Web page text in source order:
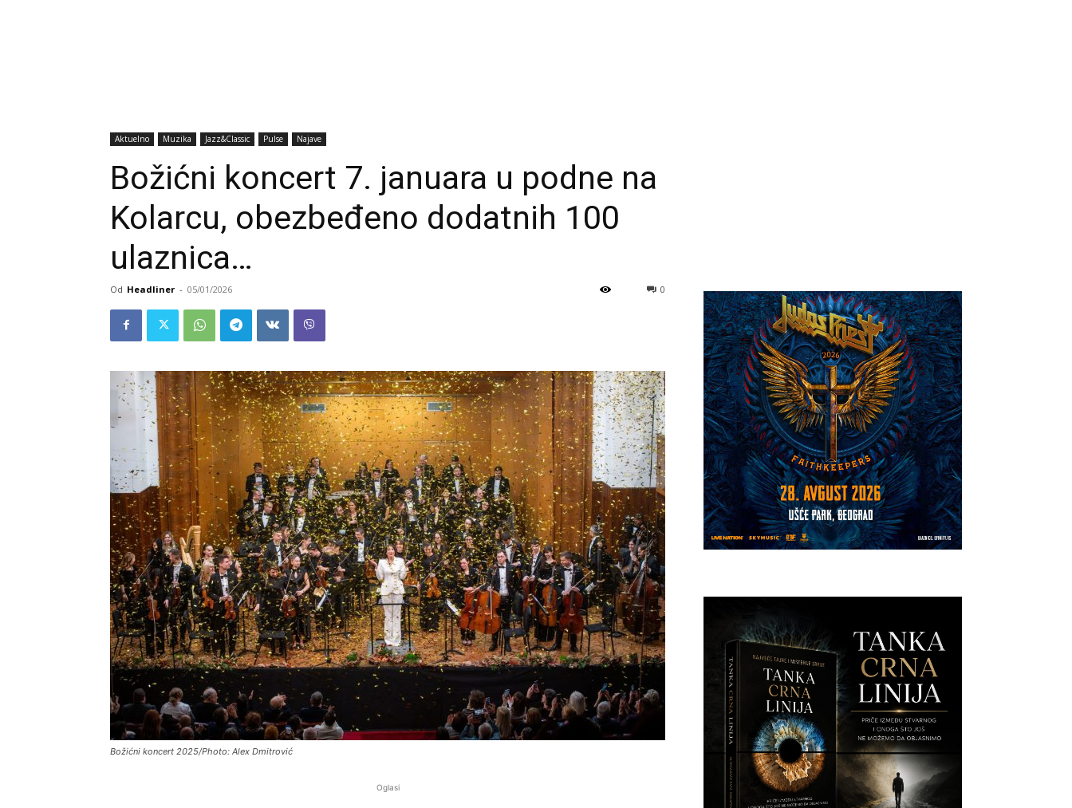
Aktuelno Muzika Jazz&Classic Pulse Najave
Božićni koncert 7. januara u podne na
Kolarcu, obezbeđeno dodatnih 100
ulaznica…
Od Headliner - 05/01/2026 0
Božićni koncert 2025/Photo: Alex Dmitrović
Oglasi